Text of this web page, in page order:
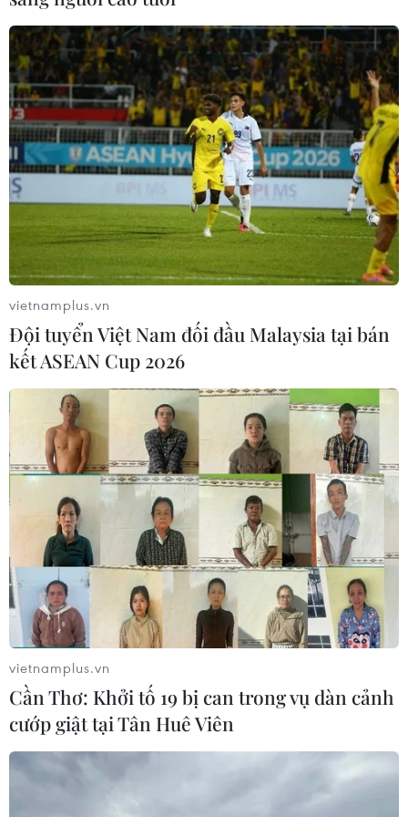
vietnamplus.vn
Đội tuyển Việt Nam đối đầu Malaysia tại bán
kết ASEAN Cup 2026
vietnamplus.vn
Cần Thơ: Khởi tố 19 bị can trong vụ dàn cảnh
cướp giật tại Tân Huê Viên